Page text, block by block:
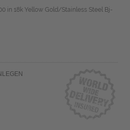
in 18k Yellow Gold/Stainless Steel Bj-